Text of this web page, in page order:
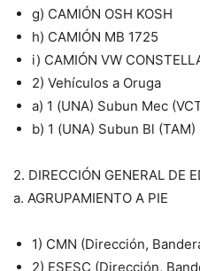
g) CAMIÓN OSH KOSH
h) CAMIÓN MB 1725
i) CAMIÓN VW
2) Vehículos a Oruga
a) 1 (UNA) Subun Mec
b) 1 (UNA) Subun Bl (TAM)
2. DIRECCIÓN GENERAL DE
a. AGRUPAMIENTO A PIE
1) CMN (Dirección,
2) ESESC (Dirección,